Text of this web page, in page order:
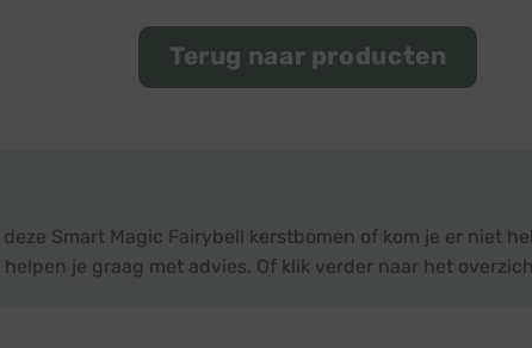
Terug naar producten
Smart Magic Fairybell kerstbomen of kom je er niet
je graag met advies. Of klik verder naar het